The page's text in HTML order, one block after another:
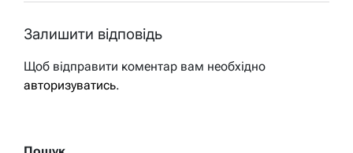
Залишити відповідь
Щоб відправити коментар вам необхідно
авторизуватись.